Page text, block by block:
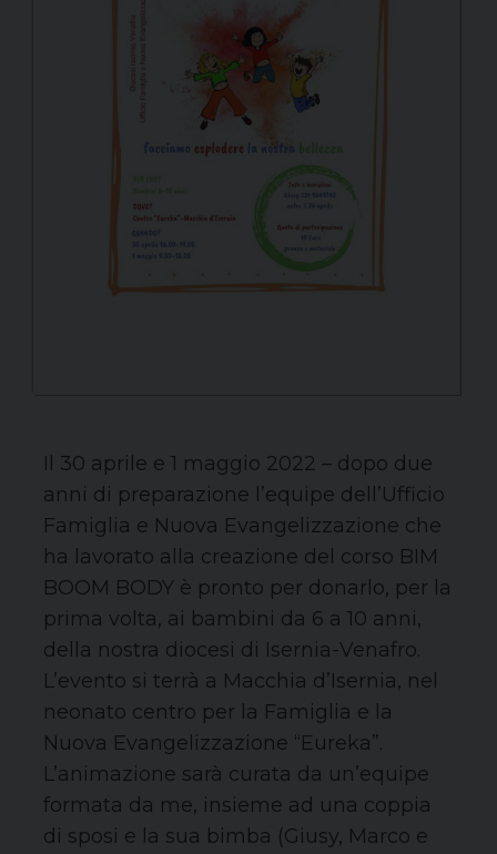
Il 30 aprile e 1 maggio 2022 – dopo due
anni di preparazione l’equipe dell’Ufficio
Famiglia e Nuova Evangelizzazione che
ha lavorato alla creazione del corso BIM
BOOM BODY è pronto per donarlo, per la
prima volta, ai bambini da 6 a 10 anni,
della nostra diocesi di Isernia-Venafro.
L’evento si terrà a Macchia d’Isernia, nel
neonato centro per la Famiglia e la
Nuova Evangelizzazione “Eureka”.
L’animazione sarà curata da un’equipe
formata da me, insieme ad una coppia
di sposi e la sua bimba (Giusy, Marco e